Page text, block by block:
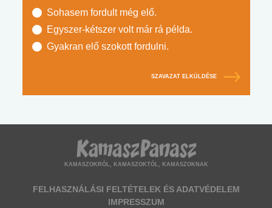
Sohasem fordult még elő.
Egyszer-kétszer volt már rá példa.
Gyakran elő szokott fordulni.
SZAVAZAT ELKÜLDÉSE
KAMASZOKRÓL, KAMASZOKTÓL, KAMASZOKNAK
FELHASZNÁLÁSI FELTÉTELEK ÉS ADATVÉDELEM
IMPRESSZUM